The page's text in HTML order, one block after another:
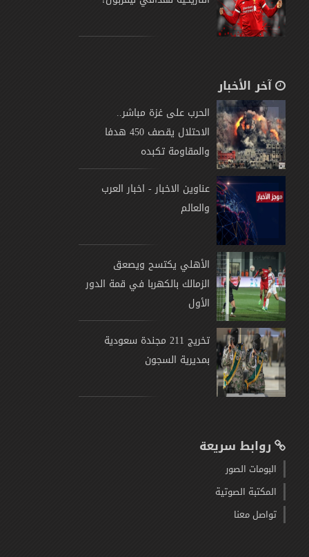
آخر الأخبار
الحرب على غزة مباشر..
الاحتلال يقصف 450 هدفا
والمقاومة تكبده
عناوين الاخبار - اخبار العرب
والعالم
الأهلي يكتسح ويصعق
الزمالك بالكهربا في قمة الدور
الأول
تخريج 211 مجندة سعودية
بمديرية السجون
روابط سريعة
البومات الصور
المكتبة الصوتية
تواصل معنا